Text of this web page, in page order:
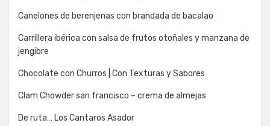
Canelones de berenjenas con brandada de bacalao
Carrillera ibérica con salsa de frutos otoñales y manzana de
jengibre
Chocolate con Churros | Con Texturas y Sabores
Clam Chowder san francisco – crema de almejas
De ruta… Los Cantaros Asador